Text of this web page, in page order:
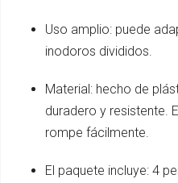
Uso amplio: puede
inodoros divididos.
Material: hecho de
duradero y resistente.
rompe fácilmente.
El paquete incluye: 4